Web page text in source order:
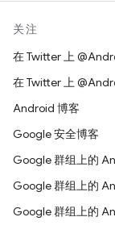
关注
在 Twitter 上
在 Twitter 上
Android 博客
Google 安全博客
Google 群组上的
Google 群组上的
Google 群组上的